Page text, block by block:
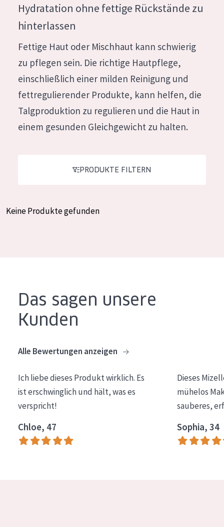
Feuchtigkeit und Ausstrahlung
Faltenreduzierung
Hautregeneration
Hautstraffung
PRODUKTTYP
Tagescreme
Nachtcreme
PRODUKTLINIE
HAUTTYP
Empfindliche Haut
Mischhaut und fettige Haut
Reife Haut
Der Sonne ausgesetzte Haut
ALTER
Jedes alter
German
Spanish
Greek
Hydratation ohne fettige Rückstände zu
hinterlassen
Fettige Haut oder Mischhaut kann schwierig
zu pflegen sein. Die richtige Hautpflege,
einschließlich einer milden Reinigung und
fettregulierender Produkte, kann helfen, die
Talgproduktion zu regulieren und die Haut in
einem gesunden Gleichgewicht zu halten.
PRODUKTE FILTERN
Keine Produkte gefunden
Das sagen unsere
Kunden
Alle Bewertungen anzeigen
Ich liebe dieses Produkt wirklich. Es
ist erschwinglich und hält, was es
verspricht!
Chloe, 47
Dieses
mühelos
sauberes,
Sophia, 34